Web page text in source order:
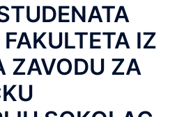
IZ
ZAVODU ZA